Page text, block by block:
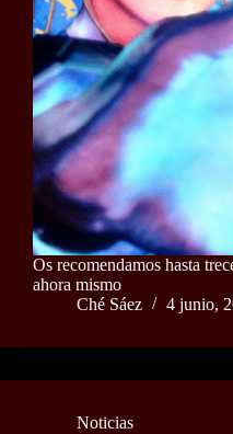
Os recomendamos hasta
ahora mismo
Ché Sáez
4 junio,
Noticias